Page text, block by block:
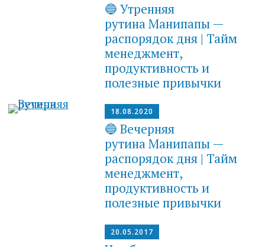
🔵 Утренняя
рутина Манипапы —
распорядок дня | Тайм
менеджмент,
продуктивность и
полезные привычки
18.08.2020
🔵 Вечерняя
рутина Манипапы —
распорядок дня | Тайм
менеджмент,
продуктивность и
полезные привычки
20.05.2017